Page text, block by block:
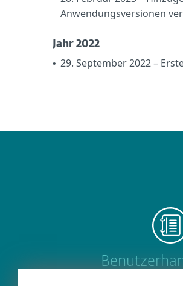
Anwendungsversionen
Jahr 2022
• 29. September 2022 –